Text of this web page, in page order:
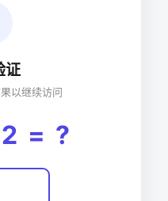
证
以继续访问
= ?